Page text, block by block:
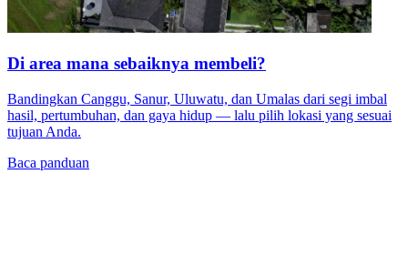
Di area mana sebaiknya membeli?
Bandingkan Canggu, Sanur, Uluwatu, dan Umalas dari segi imbal
hasil, pertumbuhan, dan gaya hidup — lalu pilih lokasi yang sesuai
tujuan Anda.
Baca panduan